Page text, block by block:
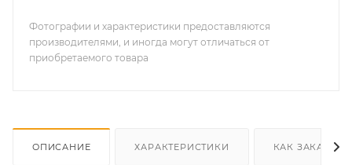
Фотографии и характеристики предоставляются
производителями, и иногда могут отличаться от
приобретаемого товара
ОПИСАНИЕ ХАРАКТЕРИСТИКИ КАК ЗАКАЗАТЬ